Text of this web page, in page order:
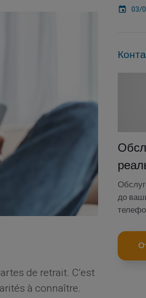
de retrait. C’est
à connaître.
03/
до